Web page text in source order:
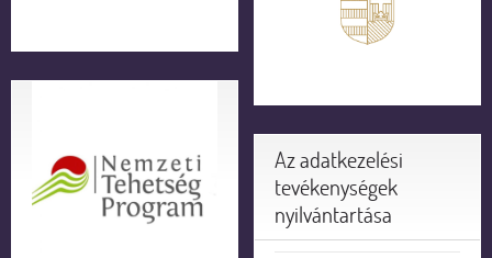
Az adatkezelési
tevékenységek
nyilvántartása